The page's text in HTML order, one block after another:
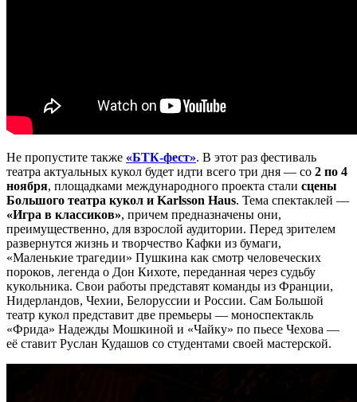
Не пропустите также «БТК-фест». В этот раз фестиваль
театра актуальных кукол будет идти всего три дня — со 2 по 4
ноября, площадками международного проекта стали сцены
Большого театра кукол и Karlsson Haus. Тема спектаклей —
«Игра в классиков», причем предназначены они,
преимущественно, для взрослой аудитории. Перед зрителем
развернутся жизнь и творчество Кафки из бумаги,
«Маленькие трагедии» Пушкина как смотр человеческих
пороков, легенда о Дон Кихоте, переданная через судьбу
кукольника. Свои работы представят команды из Франции,
Нидерландов, Чехии, Белоруссии и России. Сам Большой
театр кукол представит две премьеры — моноспектакль
«Фрида» Надежды Мошкиной и «Чайку» по пьесе Чехова —
её ставит Руслан Кудашов со студентами своей мастерской.